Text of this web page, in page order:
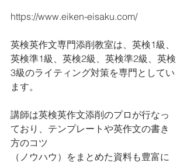
https://www.eiken-eisaku.com/
英検英作文専門添削教室は、英検1級、
英検準1級、英検2級、英検準2級、英検
3級のライティング対策を専門としてい
ます。
講師は英検英作文添削のプロが行なっ
ており、テンプレートや英作文の書き
方のコツ
（ノウハウ）をまとめた資料も豊富に